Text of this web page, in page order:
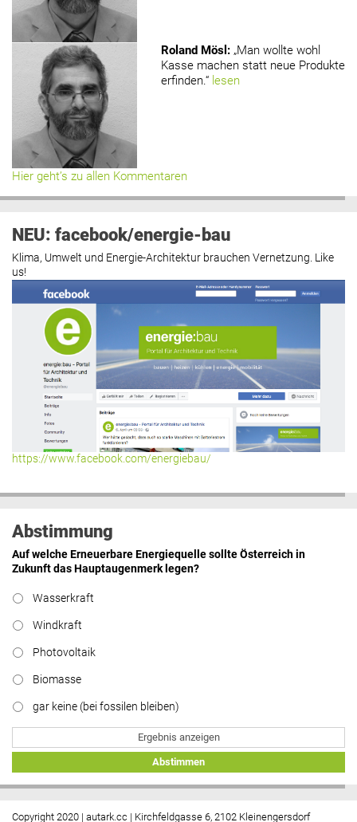
Roland Mösl : „Man wollte wohl
Kasse machen statt neue Produkte
erfinden.“ lesen
Hier geht’s zu allen Kommentaren
NEU: facebook/energie-bau
Klima, Umwelt und Energie-Architektur brauchen Vernetzung. Like
us!
https://www.facebook.com/energiebau/
Abstimmung
Auf welche Erneuerbare Energiequelle sollte Österreich in
Zukunft das Hauptaugenmerk legen?
Wasserkraft
Windkraft
Photovoltaik
Biomasse
gar keine (bei fossilen bleiben)
Ergebnis anzeigen
Abstimmen
Copyright 2020 | autark.cc | Kirchfeldgasse 6, 2102 Kleinengersdorf